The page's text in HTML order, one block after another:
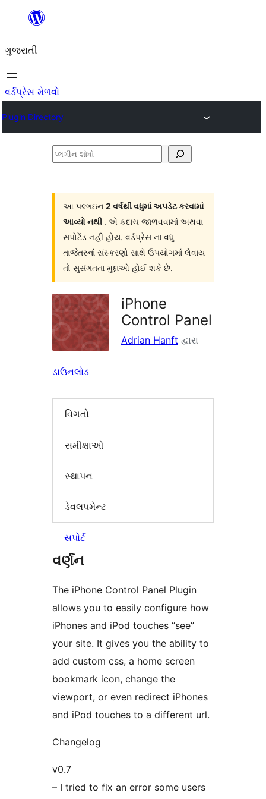
કંટેન્ટ(લખાણ)
જાઓ
ગુજરાતી
વર્ડપ્રેસ મેળવો
Plugin Directory
પ્લગીન
આ પલ્ગઇન 2 વર્ષથી વધુમાં અપડેટ કરવામાં
આવ્યો નથી . એ કદાચ જાળવવામાં અથવા
સપોર્ટેડ નહી હોય. વર્ડપ્રેસ ના વધુ
તાજેતરનાં સંસ્કરણો સાથે ઉપયોગમાં લેવાય
તો સુસંગતતા મુદ્દાઓ હોઈ શકે છે.
iPhone
Control Panel
Adrian Hanft દ્વારા
ડાઉનલોડ
વિગતો
સમીક્ષાઓ
સ્થાપન
ડેવલપમેન્ટ
સપોર્ટ
વર્ણન
The iPhone Control Panel Plugin
allows you to easily configure how
iPhones and iPod touches “see”
your site. It gives you the ability to
add custom css, a home screen
bookmark icon, change the
viewport, or even redirect iPhones
and iPod touches to a different url.
Changelog
v0.7
– I tried to fix an error some users